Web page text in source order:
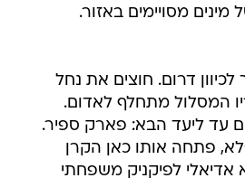
מסויימים באזור.
דרום. חוצים את נחל
המסלול מתחלף לאדום.
עד ליעד הבא: פארק ספיר.
פתחה אותו כאן הקרן
אדיאלי לפיקניק משפחתי